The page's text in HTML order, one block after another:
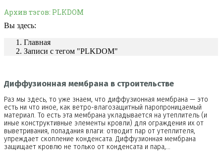
Архив тэгов: PLKDOM
Вы здесь:
Главная
Записи с тегом "PLKDOM"
Диффузионная мембрана в строительстве
Раз мы здесь, то уже знаем, что диффузионная мембрана — это
есть ни что иное, как ветро-влагозащитный паропроницаемый
материал. То есть эта мембрана укладывается на утеплитель (и
иные конструктивные элементы кровли) для ограждения их от
выветривания, попадания влаги: отводит пар от утеплителя,
упреждает скопление конденсата. Диффузионная мембрана
защищает кровлю не только от конденсата и пара,…